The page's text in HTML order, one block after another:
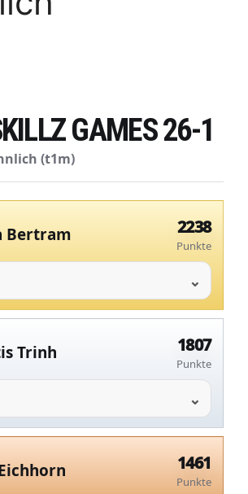
GAMES 26-1
(t1m)
Bertram 2238
Punkte
Trinh 1807
Punkte
1461
Punkte